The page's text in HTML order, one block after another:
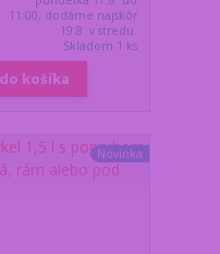
11:00, dodáme najskôr
19.8. v stredu.
Skladom 1 ks
košíka
Novinka